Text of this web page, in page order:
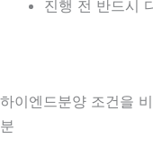
진행 전 반드시
하이엔드분양 조건을
분